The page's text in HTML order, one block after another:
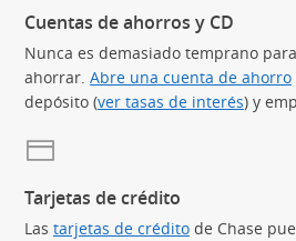
Cuentas de ahorros y CD
Nunca es demasiado temprano
ahorrar. Abre una cuenta de ahorro
depósito (ver tasas de interés) y
Tarjetas de crédito
Las tarjetas de crédito (Se abre en
de Chase